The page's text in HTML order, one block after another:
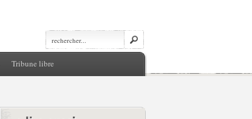
Tribune libre